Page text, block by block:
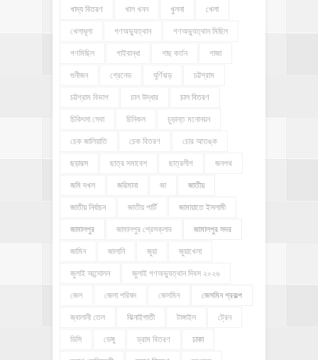
খাদ্য বিতরণ খাল খনন খুলনা খেলা
খেলাধূলা গণঅভ্যুত্থান গণঅভ্যুত্থান মিছিল
গণমিছিল গাইবান্ধা গাছ কর্তন গাজা
গুনীজন গ্রেনেড ঘূর্ণিঝড় চট্টগ্রাম
চট্টগ্রাম বিভাগ চাল উদ্ধার চাল বিতরণ
চিকিৎসা সেবা চিনিকল চুড়ান্ত মনোনয়ন
চেক জালিয়াতি চেক বিতরণ চোর আতঙ্ক
ছড়ারস ছাত্র সমাবেশ ছাত্রলীগ জনপথ
জমি দখল জরিমানা জা জাতীয়
জাতীয় নির্বাচন জাতীয় পার্টি জামায়াতে ইসলামী
জামালপুর জামালপুর প্রেসক্লাব জামালপুর সদর
জামিন জালানি জুয়া জুয়াখেলা
জুলাই আন্দোলন জুলাই গণঅভ্যুত্থান দিবস ২০২৬
জেল জেলা পরিষদ জেসমিন জেসমিন প্রকল্প
জ্বালানী তেল ঝিনাইগাতী টাঙ্গাইল ট্রেন
ডিসি ডেঙ্গু ড্রাম বিতরণ ঢাকা